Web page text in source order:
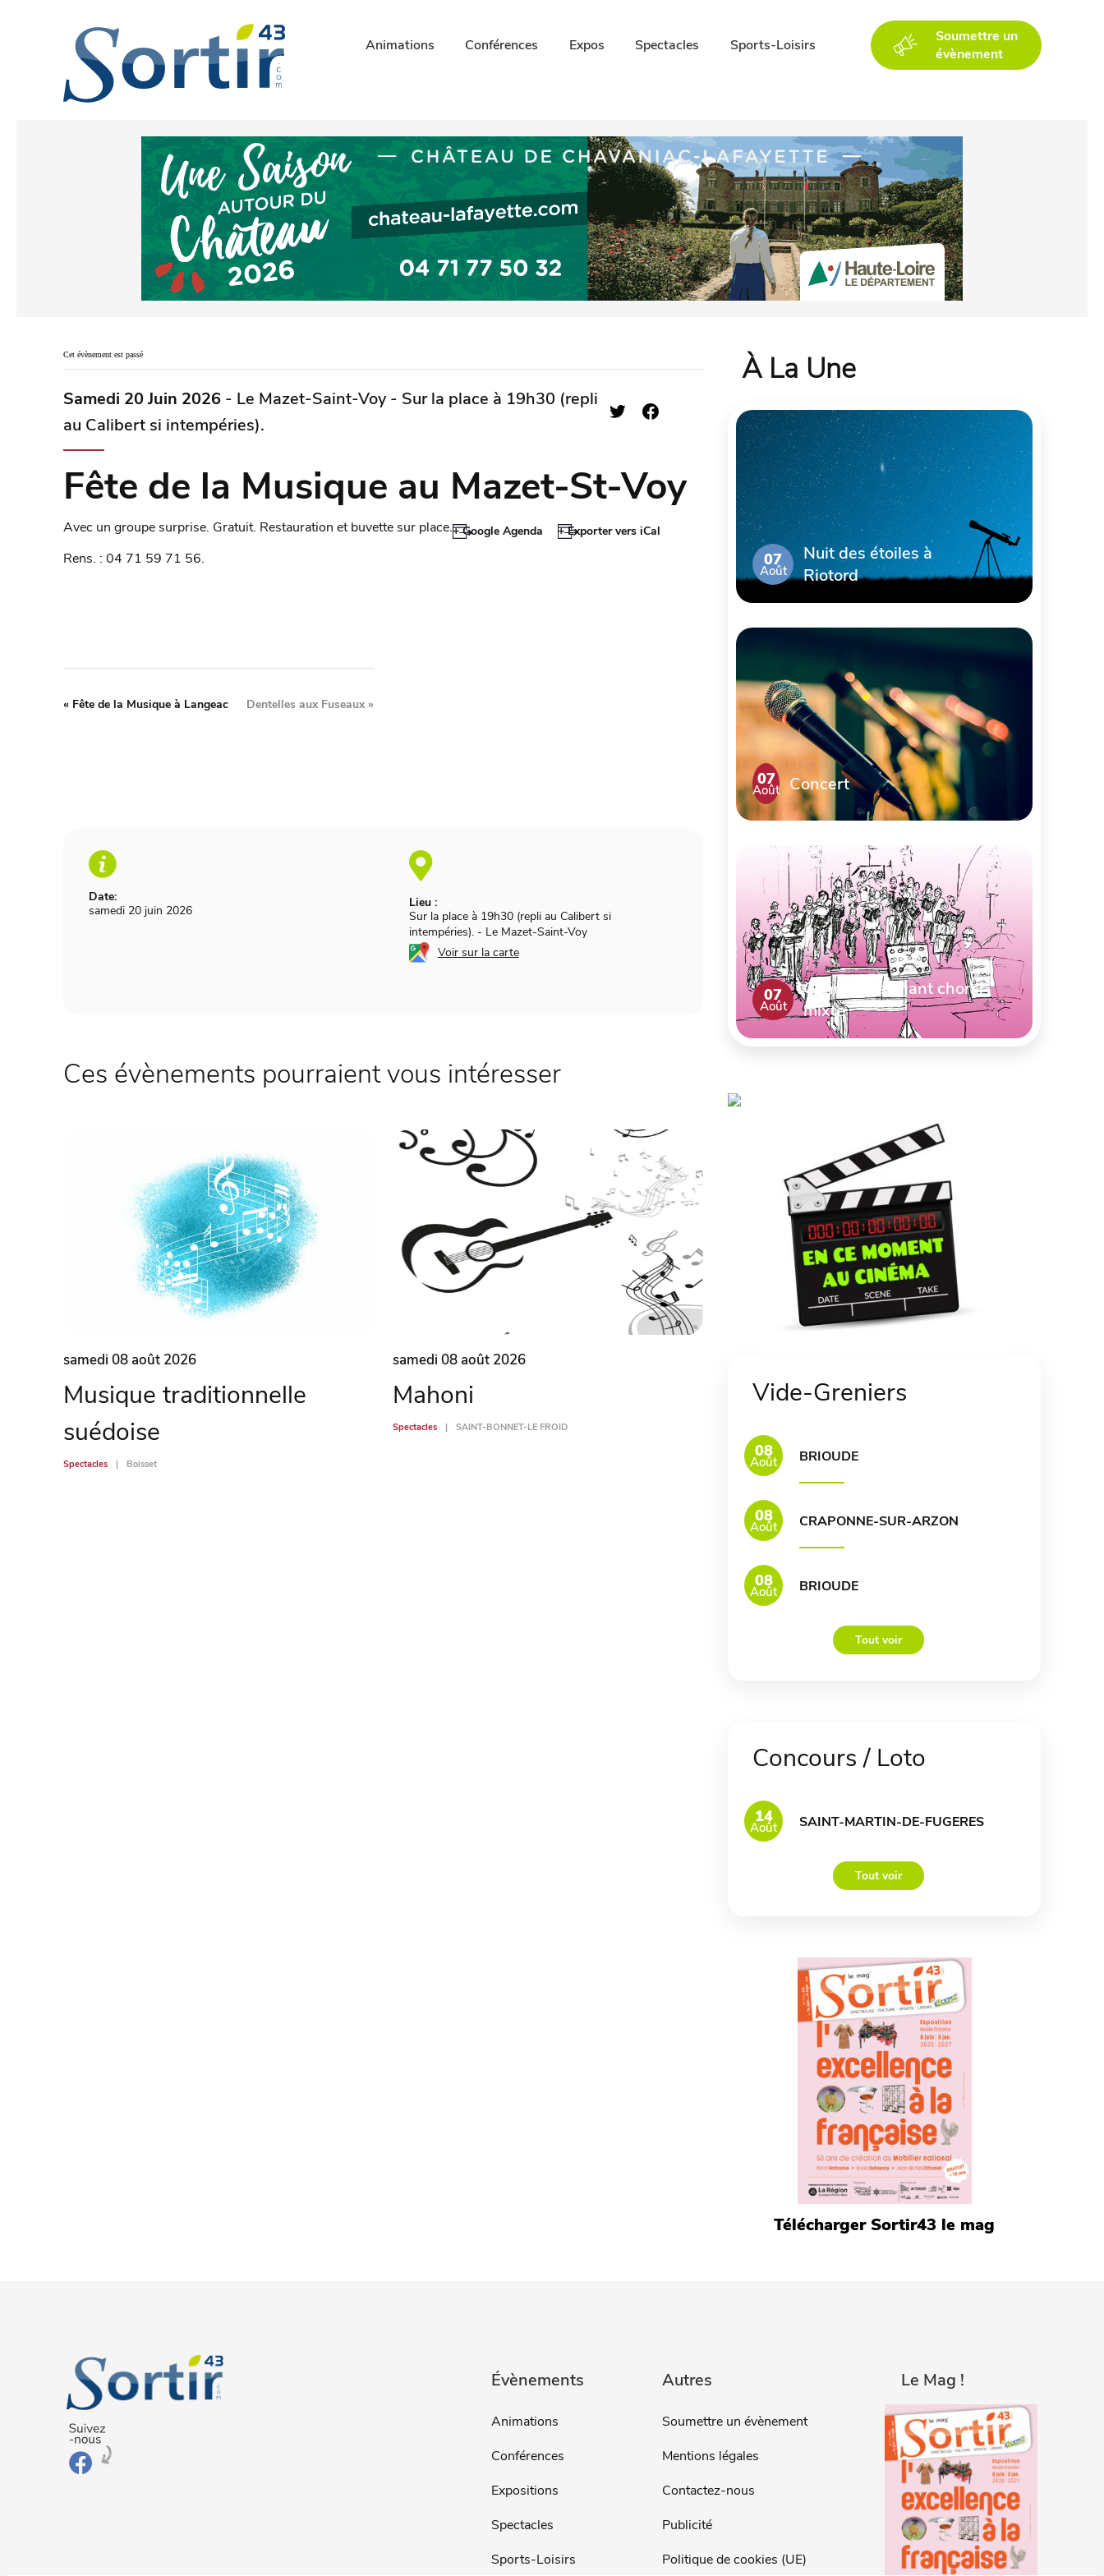
Animations Conférences Expos Spectacles Sports-Loisirs
Soumettre un
évènement
Cet évènement est passé
Samedi 20 Juin 2026 - Le Mazet-Saint-Voy - Sur la place à 19h30 (repli
au Calibert si intempéries).
Fête de la Musique au Mazet-St-Voy
Avec un groupe surprise. Gratuit. Restauration et buvette sur place.
Rens. : 04 71 59 71 56.
+ Google Agenda + Exporter vers iCal
Date:
samedi 20 juin 2026
Lieu :
Sur la place à 19h30 (repli au Calibert si
intempéries). - Le Mazet-Saint-Voy
Voir sur la carte
« Fête de la Musique à Langeac Dentelles aux Fuseaux»
Ces évènements pourraient vous intéresser
samedi 08 août 2026
Musique traditionnelle
suédoise
Spectacles Boisset
samedi 08 août 2026
Mahoni
Spectacles SAINT-BONNET-LE FROID
À La Une
07
Août
Nuit des étoiles à
Riotord
07
Août Concert
07
Août
Concert de chant choral
mixte
Vide-Greniers
08
Août BRIOUDE
08
Août CRAPONNE-SUR-ARZON
08
Août BRIOUDE
Tout voir
Concours / Loto
14
Août SAINT-MARTIN-DE-FUGERES
Tout voir
Télécharger Sortir43 le mag
Évènements
Animations
Conférences
Expositions
Spectacles
Sports-Loisirs
Autres
Soumettre un évènement
Mentions légales
Contactez-nous
Publicité
Politique de cookies (UE)
Le Mag !